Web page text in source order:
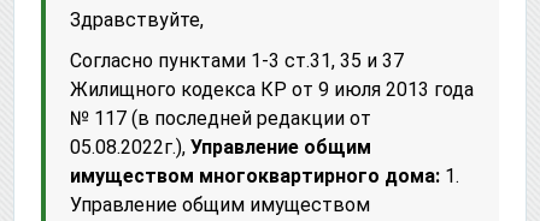
Здравствуйте,
Согласно пунктами 1-3 ст.31, 35 и 37
Жилищного кодекса КР от 9 июля 2013 года
№ 117 (в последней редакции от
05.08.2022г.), Управление общим
имуществом многоквартирного дома: 1.
Управление общим имуществом